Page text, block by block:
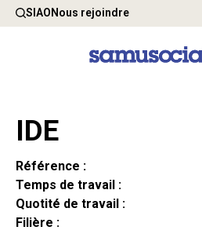
SIAONous rejoindre
IDE
Référence :
Temps de travail :
Quotité de travail :
Filière :